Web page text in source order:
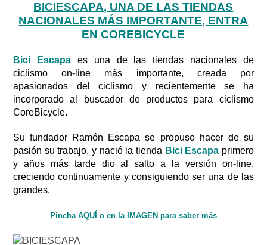
BICIESCAPA, UNA DE LAS TIENDAS
NACIONALES MÁS IMPORTANTE, ENTRA
EN COREBICYCLE
Bici Escapa es una de las tiendas nacionales de
ciclismo on-line más importante, creada por
apasionados del ciclismo y recientemente se ha
incorporado al buscador de productos para ciclismo
CoreBicycle.
Su fundador Ramón Escapa se propuso hacer de su
pasión su trabajo, y nació la tienda Bici Escapa primero
y años más tarde dio al salto a la versión on-line,
creciendo continuamente y consiguiendo ser una de las
grandes.
Pincha AQUÍ o en la IMAGEN para saber más